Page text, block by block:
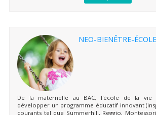
NEO-BIENÊTRE-
De la maternelle au BAC, l'école de la vie
développer un programme éducatif innovant
courants tel que Summerhill, Reggio,